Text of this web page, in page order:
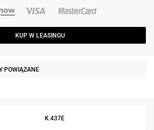
KUP W LEASINGU
POWIĄZANE
K.437E